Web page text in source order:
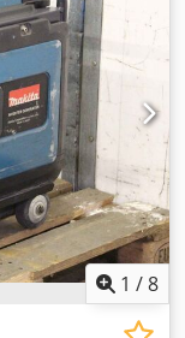
1 /8